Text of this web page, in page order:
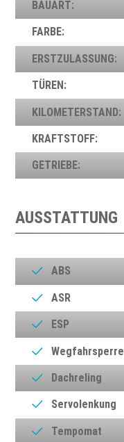
BAUART:
FARBE:
ERSTZULASSUNG:
TÜREN:
KILOMETERSTAND:
KRAFTSTOFF:
GETRIEBE:
AUSSTATTUNG
ABS
ASR
ESP
Wegfahrsperre
Dachreling
Servolenkung
Tempomat